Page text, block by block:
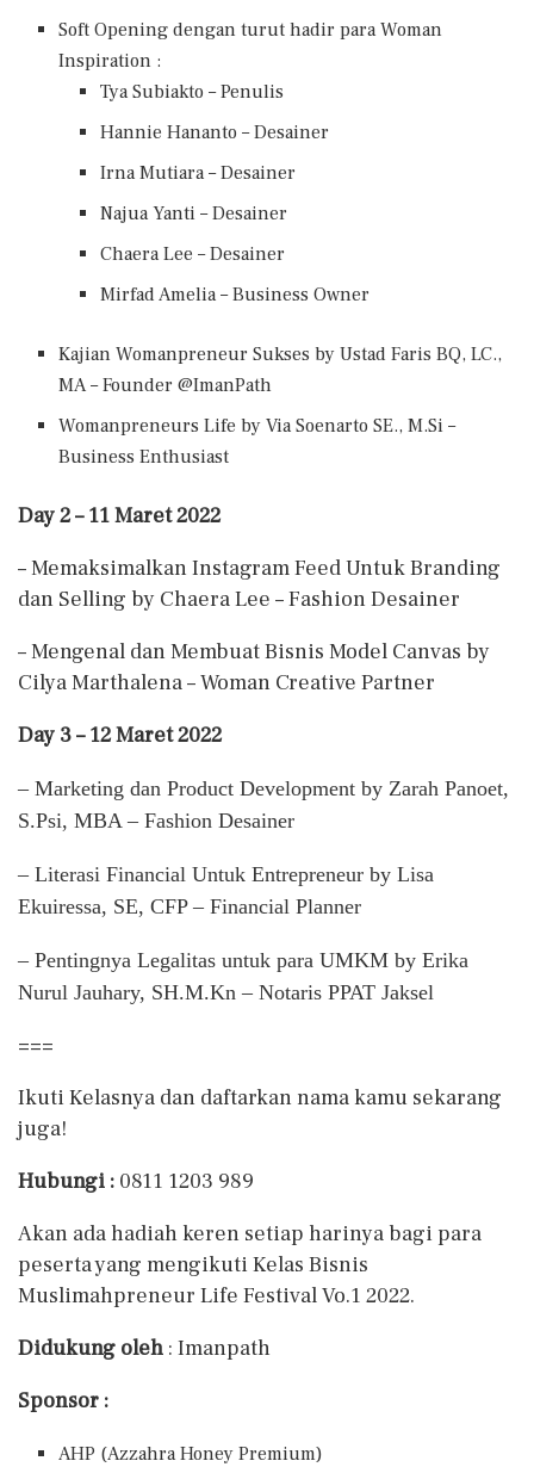
Soft Opening dengan turut hadir para Woman
Inspiration :
Tya Subiakto – Penulis
Hannie Hananto – Desainer
Irna Mutiara – Desainer
Najua Yanti – Desainer
Chaera Lee – Desainer
Mirfad Amelia – Business Owner
Kajian Womanpreneur Sukses by Ustad Faris BQ, LC.,
MA – Founder @ImanPath
Womanpreneurs Life by Via Soenarto SE., M.Si –
Business Enthusiast
Day 2 – 11 Maret 2022
– Memaksimalkan Instagram Feed Untuk Branding
dan Selling by Chaera Lee – Fashion Desainer
– Mengenal dan Membuat Bisnis Model Canvas by
Cilya Marthalena – Woman Creative Partner
Day 3 – 12 Maret 2022
– Marketing dan Product Development by Zarah Panoet,
S.Psi, MBA – Fashion Desainer
– Literasi Financial Untuk Entrepreneur by Lisa
Ekuiressa, SE, CFP – Financial Planner
– Pentingnya Legalitas untuk para UMKM by Erika
Nurul Jauhary, SH.M.Kn – Notaris PPAT Jaksel
===
Ikuti Kelasnya dan daftarkan nama kamu sekarang
juga!
Hubungi : 0811 1203 989
Akan ada hadiah keren setiap harinya bagi para
peserta yang mengikuti Kelas Bisnis
Muslimahpreneur Life Festival Vo.1 2022.
Didukung oleh : Imanpath
Sponsor :
AHP (Azzahra Honey Premium)